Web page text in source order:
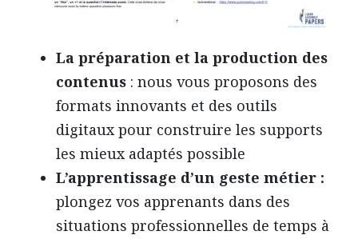
La préparation et la production des
contenus : nous vous proposons des
formats innovants et des outils
digitaux pour construire les supports
les mieux adaptés possible
L’apprentissage d’un geste métier :
plongez vos apprenants dans des
situations professionnelles de temps à